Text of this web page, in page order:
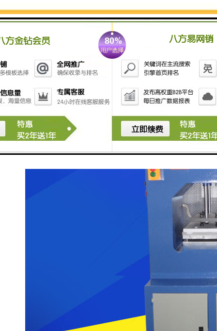
13出布装置摆布/卷布
有摆布及卷布二种出布方式